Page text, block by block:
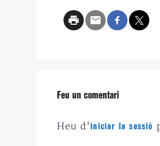
Feu un comentari
Heu d'iniciar la sessió